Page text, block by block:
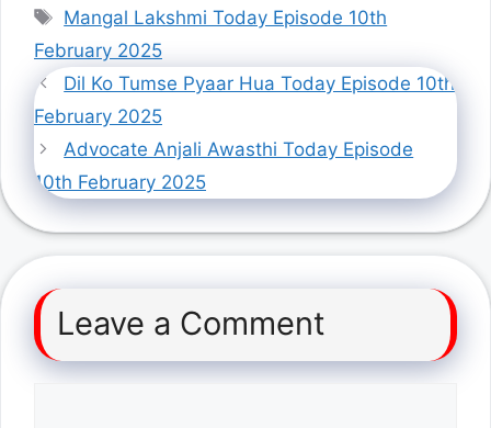
Tags
Mangal Lakshmi Today Episode 10th
February 2025
Dil Ko Tumse Pyaar Hua Today Episode 10th
February 2025
Advocate Anjali Awasthi Today Episode
10th February 2025
Leave a Comment